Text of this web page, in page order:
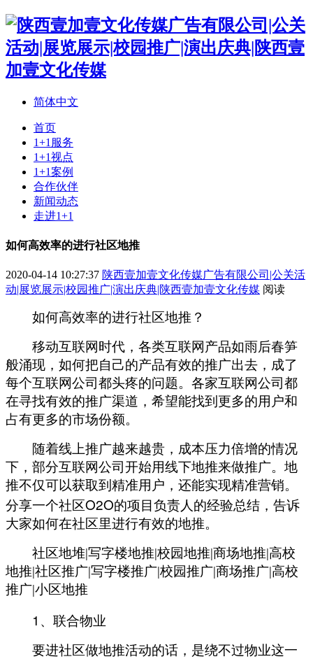
简体中文
首页
1+1服务
1+1视点
1+1案例
合作伙伴
新闻动态
走进1+1
如何高效率的进行社区地推
2020-04-14 10:27:37 陕西壹加壹文化传媒广告有限公司|公关活
动|展览展示|校园推广|演出庆典|陕西壹加壹文化传媒 阅读
如何高效率的进行社区地推？
移动互联网时代，各类互联网产品如雨后春笋
般涌现，如何把自己的产品有效的推广出去，成了
每个互联网公司都头疼的问题。各家互联网公司都
在寻找有效的推广渠道，希望能找到更多的用户和
占有更多的市场份额。
随着线上推广越来越贵，成本压力倍增的情况
下，部分互联网公司开始用线下地推来做推广。地
推不仅可以获取到精准用户，还能实现精准营销。
分享一个社区O2O的项目负责人的经验总结，告诉
大家如何在社区里进行有效的地推。
社区地堆|写字楼地推|校园地推|商场地推|高校
地推|社区推广|写字楼推广|校园推广|商场推广|高校
推广|小区地推
1 、联合物业
要进社区做地推活动的话，是绕不过物业这一